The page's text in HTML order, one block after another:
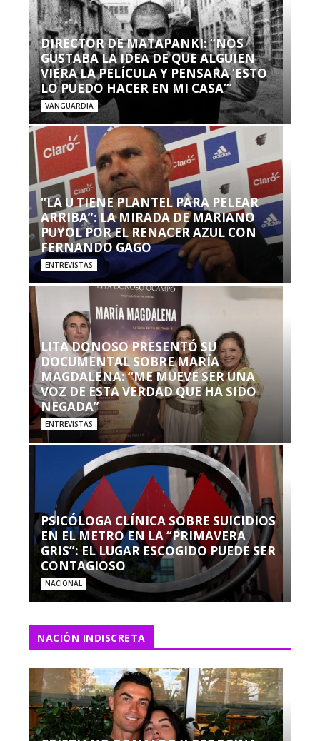
DIRECTOR DE MATAPANKI: “NOS
GUSTABA LA IDEA DE QUE ALGUIEN
VIERA LA PELÍCULA Y PENSARA ‘ESTO
LO PUEDO HACER EN MI CASA’”
VANGUARDIA
“LA U TIENE PLANTEL PARA PELEAR
ARRIBA”: LA MIRADA DE MARIANO
PUYOL POR EL RENACER AZUL CON
FERNANDO GAGO
ENTREVISTAS
LITA DONOSO PRESENTÓ SU
DOCUMENTAL SOBRE MARÍA
MAGDALENA: “ME MUEVE SER UNA
VOZ DE ESTA VERDAD QUE HA SIDO
NEGADA”
ENTREVISTAS
PSICÓLOGA CLÍNICA SOBRE SUICIDIOS
EN EL METRO EN LA “PRIMAVERA
GRIS”: EL LUGAR ESCOGIDO PUEDE SER
CONTAGIOSO
NACIONAL
NACIÓN INDISCRETA